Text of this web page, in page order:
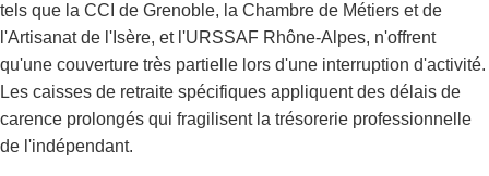
tels que la CCI de Grenoble, la Chambre de Métiers et de
l'Artisanat de l'Isère, et l'URSSAF Rhône-Alpes, n'offrent
qu'une couverture très partielle lors d'une interruption d'activité.
Les caisses de retraite spécifiques appliquent des délais de
carence prolongés qui fragilisent la trésorerie professionnelle
de l'indépendant.